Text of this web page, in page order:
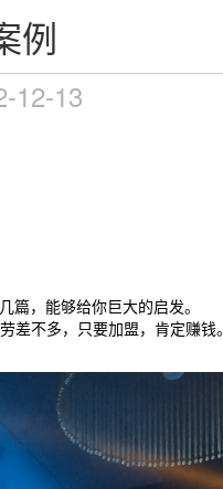
例
12-13
，能够给你巨大的启发。
不多，只要加盟，肯定赚钱。